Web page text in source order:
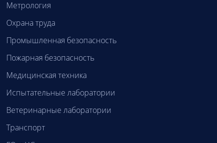
Метрология
Охрана труда
Промышленная безопасность
Пожарная безопасность
Медицинская техника
Испытательные лаборатории
Ветеринарные лаборатории
Транспорт